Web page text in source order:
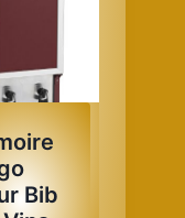
Bib